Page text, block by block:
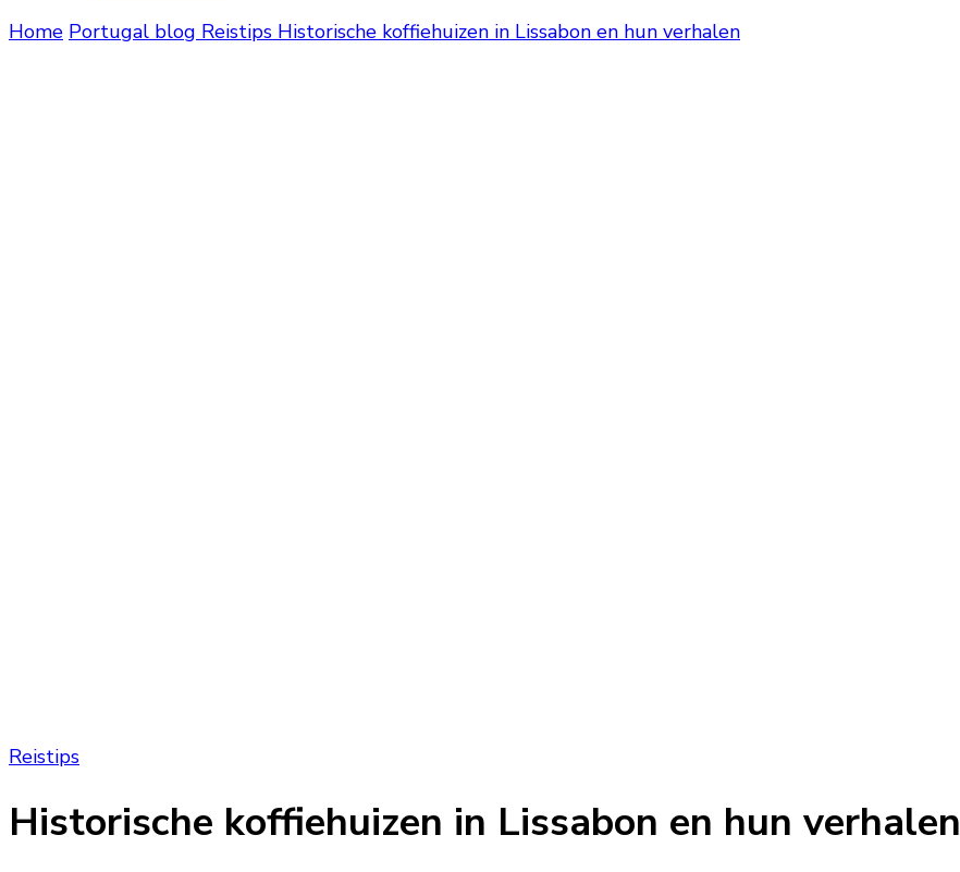
Home Portugal blog Reistips Historische koffiehuizen in Lissabon en hun verhalen
Reistips
Historische koffiehuizen in Lissabon en hun verhalen